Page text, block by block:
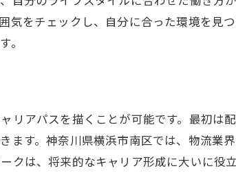
気をチェックし、自分に合った環境を見
。
リアパスを描くことが可能です。最初は
ます。神奈川県横浜市南区では、物流業
クは、将来的なキャリア形成に大いに役